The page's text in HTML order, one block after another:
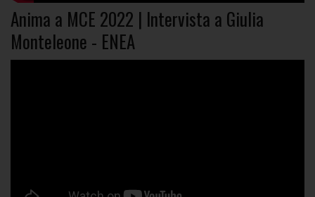
Anima a MCE 2022 | Intervista a Giulia
Monteleone - ENEA